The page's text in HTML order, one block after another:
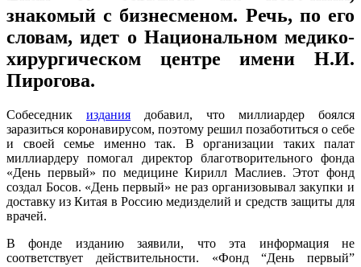
знакомый с бизнесменом. Речь, по его
словам, идет о Национальном медико-
хирургическом центре имени Н.И.
Пирогова.
Собеседник издания добавил, что миллиардер боялся
заразиться коронавирусом, поэтому решил позаботиться о себе
и своей семье именно так. В организации таких палат
миллиардеру помогал директор благотворительного фонда
«День первый» по медицине Кирилл Маслиев. Этот фонд
создал Босов. «День первый» не раз организовывал закупки и
доставку из Китая в Россию медизделий и средств защиты для
врачей.
В фонде изданию заявили, что эта информация не
соответствует действительности. «Фонд “День первый”